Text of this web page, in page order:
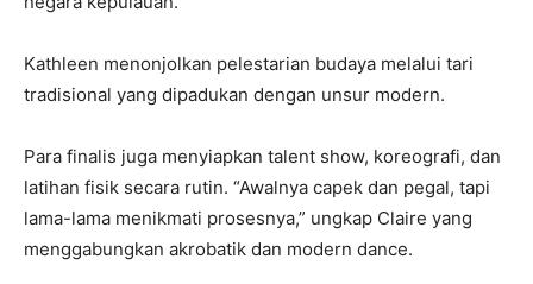
Kathleen menonjolkan pelestarian budaya melalui tari
tradisional yang dipadukan dengan unsur modern.
Para finalis juga menyiapkan talent show, koreografi, dan
latihan fisik secara rutin. “Awalnya capek dan pegal, tapi
lama-lama menikmati prosesnya,” ungkap Claire yang
menggabungkan akrobatik dan modern dance.